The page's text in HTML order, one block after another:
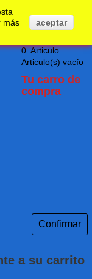
0Articulo
Articulo(s) vacío
Tu carro de
compra
Confirmar
a su carrito
más
aceptar